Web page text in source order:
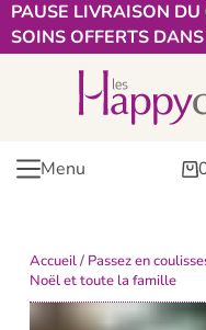
PAUSE LIVRAISON
SOINS OFFERTS
Menu
Accueil/ Passez en
Noël et toute la famille